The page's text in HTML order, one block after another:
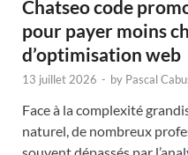
Chatseo code
pour payer moins
d’optimisation web
13 juillet 2026 - by Pascal
Face à la complexité
naturel, de nombreux